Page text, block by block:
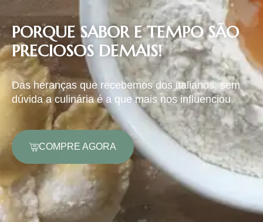
PORQUE SABOR E TEMPO SÃO
PRECIOSOS DEMAIS!
Das heranças que recebemos dos italianos, sem
dúvida a culinária é a que mais nos influenciou.
COMPRE AGORA